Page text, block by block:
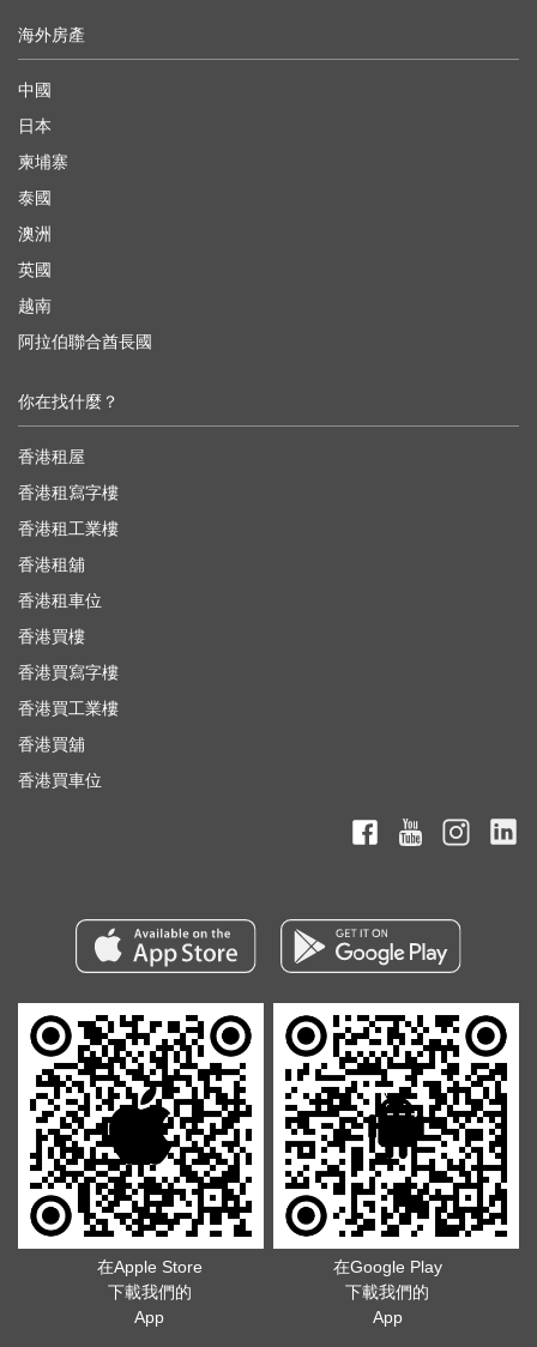
海外房產
中國
日本
柬埔寨
泰國
澳洲
英國
越南
阿拉伯聯合酋長國
你在找什麼？
香港租屋
香港租寫字樓
香港租工業樓
香港租舖
香港租車位
香港買樓
香港買寫字樓
香港買工業樓
香港買舖
香港買車位
在Apple Store
下載我們的
App
在Google Play
下載我們的
App